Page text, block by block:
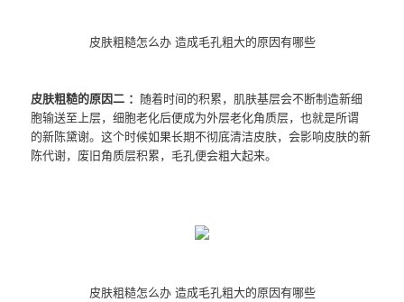
皮肤粗糙怎么办 造成毛孔粗大的原因有哪些
皮肤粗糙的原因二 ： 随着时间的积累，肌肤基层会不断制造新细
胞输送至上层，细胞老化后便成为外层老化角质层，也就是所谓
的新陈黛谢。这个时候如果长期不彻底清洁皮肤，会影响皮肤的新
陈代谢，废旧角质层积累，毛孔便会粗大起来。
皮肤粗糙怎么办 造成毛孔粗大的原因有哪些